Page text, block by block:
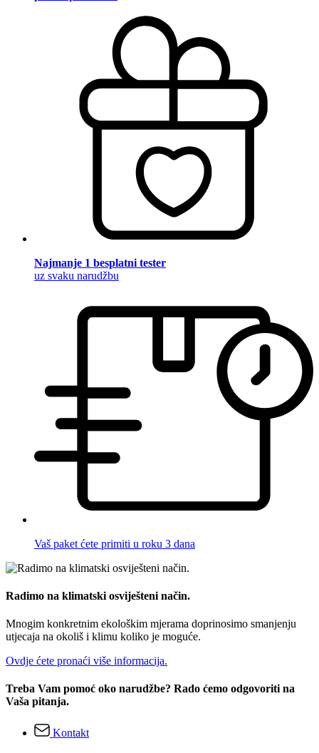
Najmanje 1 besplatni tester
uz svaku narudžbu
Vaš paket ćete primiti u roku 3 dana
Radimo na klimatski osviješteni način.
Mnogim konkretnim ekološkim mjerama doprinosimo smanjenju
utjecaja na okoliš i klimu koliko je moguće.
Ovdje ćete pronaći više informacija.
Treba Vam pomoć oko narudžbe? Rado ćemo odgovoriti na
Vaša pitanja.
Kontakt